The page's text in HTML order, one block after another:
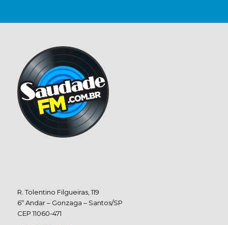
R. Tolentino Filgueiras, 119
6º Andar – Gonzaga – Santos/SP
CEP 11060-471